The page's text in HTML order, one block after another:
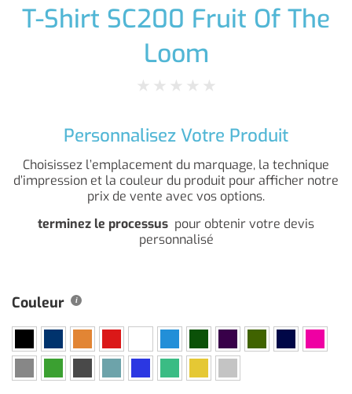
T-Shirt SC200 Fruit Of The
Loom
★ ★ ★ ★ ★
Personnalisez Votre Produit
Choisissez l’emplacement du marquage, la technique
d’impression et la couleur du produit pour afficher notre
prix de vente avec vos options.
terminez le processus pour obtenir votre devis
personnalisé
Couleur